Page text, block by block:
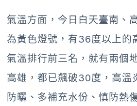
氣溫方面，今日白天臺南、
為黃色燈號，有36度以上的
氣溫排行前三名，就有兩個
高雄，都已飆破30度，高溫
防曬、多補充水份、慎防熱